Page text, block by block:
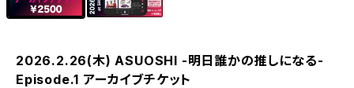
2026.2.26(木) ASUOSHI -明日誰かの推しになる-
Episode.1 アーカイブチケット